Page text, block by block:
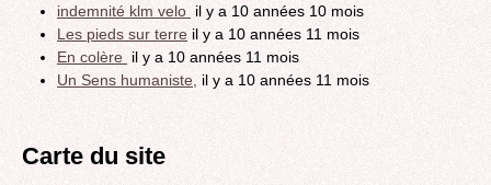
indemnité klm velo il y a 10 années 10 mois
Les pieds sur terre il y a 10 années 11 mois
En colère il y a 10 années 11 mois
Un Sens humaniste, il y a 10 années 11 mois
Carte du site